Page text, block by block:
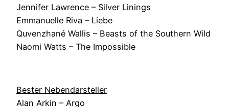
Jennifer Lawrence – Silver Linings
Emmanuelle Riva – Liebe
Quvenzhané Wallis – Beasts of the Southern Wild
Naomi Watts – The Impossible
Bester Nebendarsteller
Alan Arkin – Argo